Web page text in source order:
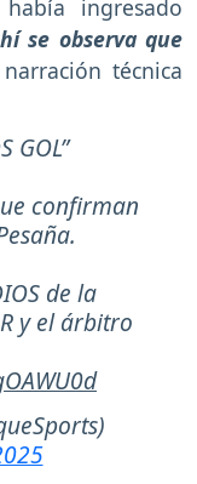
ingresado
se observa que
técnica
GOL”
confirman
de la
y el árbitro